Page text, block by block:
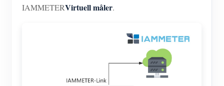
IAMMETERVirtuell måler.